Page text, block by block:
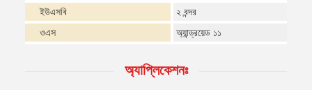
ইউএসবি
২ বন্দর
ওএস
অ্যান্ড্রয়েড ১১
অ্যাপ্লিকেশনঃ